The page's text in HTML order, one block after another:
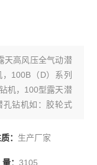
天高风压全气动潜
100B（D）系列
机，100型露天潜
孔钻机如：胶轮式
： 生产厂家
： 3105